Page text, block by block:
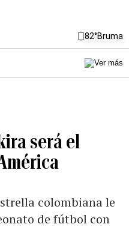
82°Bruma
será el
colombiana le
de fútbol con